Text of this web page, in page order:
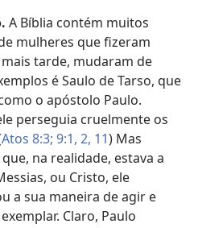
A Bíblia contém muitos
mulheres que fizeram
tarde, mudaram de
é Saulo de Tarso, que
o apóstolo Paulo.
perseguia cruelmente os
Atos 8:3; 9:1, 2, 11) Mas
na realidade, estava a
ou Cristo, ele
a sua maneira de agir e
Claro, Paulo